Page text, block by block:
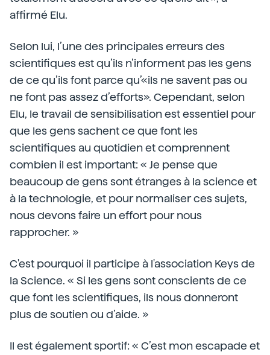
affirmé Elu.
Selon lui, l’une des principales erreurs des
scientifiques est qu’ils n’informent pas les gens
de ce qu’ils font parce qu’«ils ne savent pas ou
ne font pas assez d’efforts». Cependant, selon
Elu, le travail de sensibilisation est essentiel pour
que les gens sachent ce que font les
scientifiques au quotidien et comprennent
combien il est important: « Je pense que
beaucoup de gens sont étranges à la science et
à la technologie, et pour normaliser ces sujets,
nous devons faire un effort pour nous
rapprocher. »
C'est pourquoi il participe à l'association Keys de
la Science. « Si les gens sont conscients de ce
que font les scientifiques, ils nous donneront
plus de soutien ou d’aide. »
Il est également sportif: « C’est mon escapade et